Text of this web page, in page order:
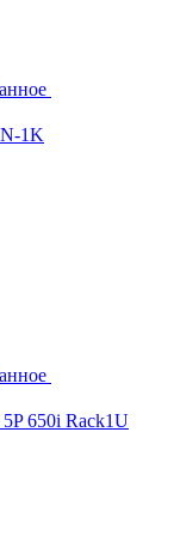
1K
650i Rack1U